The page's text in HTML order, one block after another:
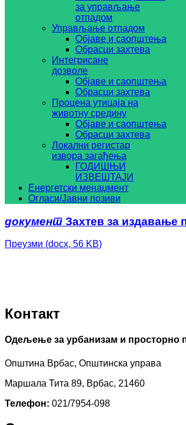
за управљање
отпадом
Управљање отпадом
Објаве и саопштења
Обрасци захтева
Интегрисане
дозволе
Објаве и саопштења
Обрасци захтева
Процена утицаја на
животну средину
Објаве и саопштења
Обрасци захтева
Локални регистар
извора загађења
ГОДИШЊИ
ИЗВЕШТАЈИ
Енергетски менаџмент
Огласи/Јавни позиви
документ Захтев за издавање
Преузми (docx, 56 KB)
Контакт
Одељење за урбанизам и просторно
Општина Врбас, Општинска управа
Маршала Тита 89, Врбас, 21460
Телефон: 021/7954-098